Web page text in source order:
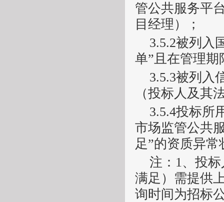
管公共服务平
目经理）；
3.5.2被列入
单”且在管理
3.5.3被列入
（投标人及其
3.5.4投标所
市场监管公共
足”的资质异
注： 1、投
满足） 需提供
询时间为招标